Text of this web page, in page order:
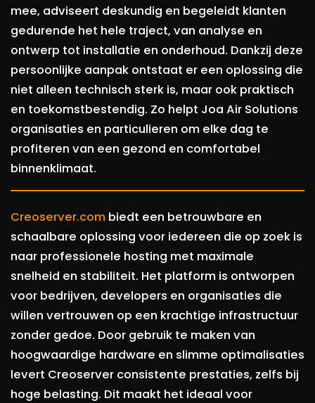
mee, adviseert deskundig en begeleidt klanten
gedurende het hele traject, van analyse en
ontwerp tot installatie en onderhoud. Dankzij deze
persoonlijke aanpak ontstaat er een oplossing die
niet alleen technisch sterk is, maar ook praktisch
en toekomstbestendig. Zo helpt Joa Air Solutions
organisaties en particulieren om elke dag te
profiteren van een gezond en comfortabel
binnenklimaat.
Creoserver.com biedt een betrouwbare en
schaalbare oplossing voor iedereen die op zoek is
naar professionele hosting met maximale
snelheid en stabiliteit. Het platform is ontworpen
voor bedrijven, developers en organisaties die
willen vertrouwen op een krachtige infrastructuur
zonder gedoe. Door gebruik te maken van
hoogwaardige hardware en slimme optimalisaties
levert Creoserver consistente prestaties, zelfs bij
hoge belasting. Dit maakt het ideaal voor